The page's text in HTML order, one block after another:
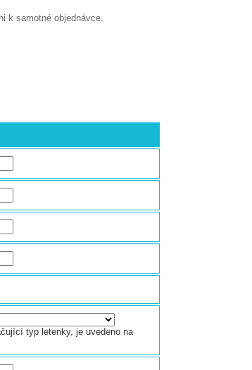
k samotné objednávce.
typ letenky, je uvedeno na